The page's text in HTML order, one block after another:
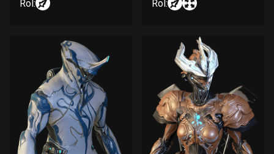
Rol: Rol: